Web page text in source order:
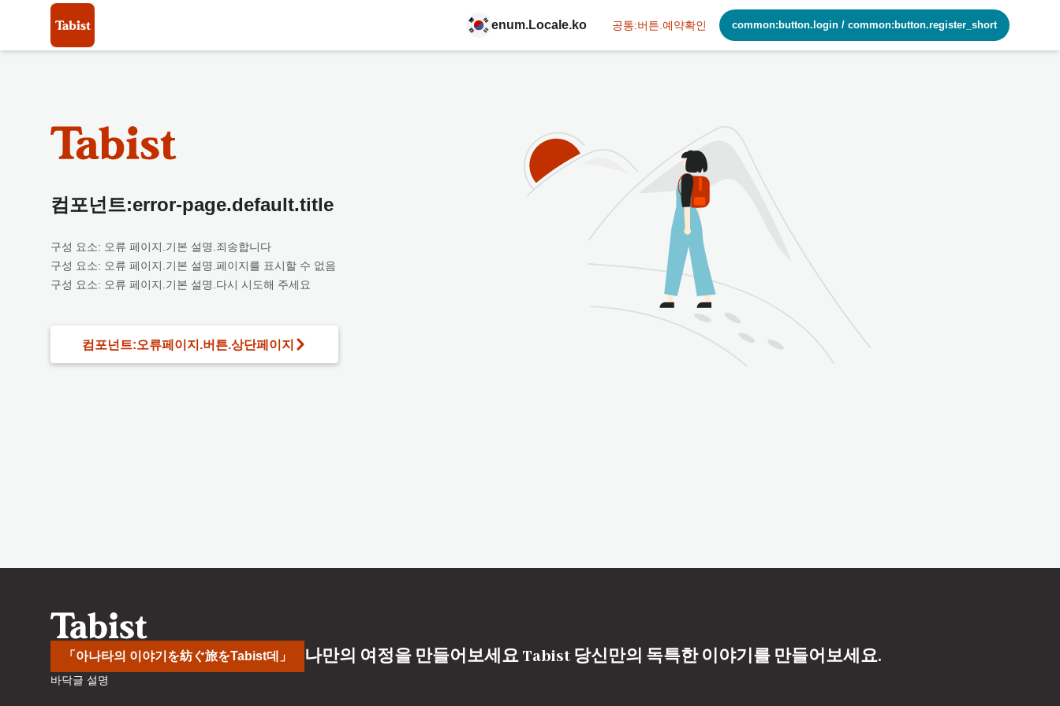
enum.Locale.ko 공통:버튼.예약확인 common:button.login / common:button.register_short
컴포넌트:error-page.default.title
구성 요소: 오류 페이지.기본 설명.죄송합니다
구성 요소: 오류 페이지.기본 설명.페이지를 표시할 수 없음
구성 요소: 오류 페이지.기본 설명.다시 시도해 주세요
컴포넌트:오류페이지.버튼.상단페이지
「아나타의 이야기を紡ぐ旅をTabist데」 나만의 여정을 만들어보세요 Tabist 당신만의 독특한 이야기를 만들어보세요.
바닥글 설명